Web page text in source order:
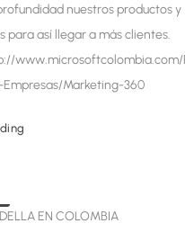
nuestros productos y
para así llegar a más clientes.
www.microsoftcolombia.com/
Marketing-360